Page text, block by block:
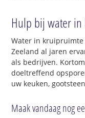
Hulp bij water
Water in
Zeeland al jaren
als bedrijven.
doeltreffend
uw keuken,
Maak vandaag nog